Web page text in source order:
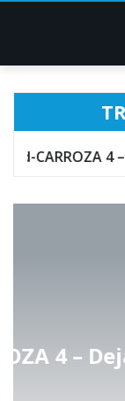
4 – Dejando
63ed-